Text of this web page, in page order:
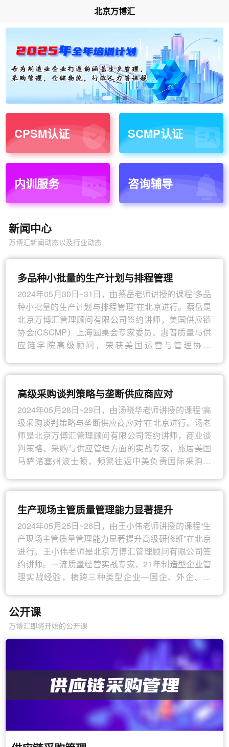
北京万博汇
CPSM认证 SCMP认证
内训服务 咨询辅导
新闻中心
万博汇新闻动态以及行业动态
多品种小批量的生产计划与排程管理
2024年05月30日~31日，由蔡岳老师讲授的课程“多品
种小批量的生产计划与排程管理”在北京进行。蔡岳是
北京万博汇管理顾问有限公司签约讲师，美国供应链
协会(CSCMP）上海圆桌会专家委员、惠普质量与供
应链学院高级顾问，荣获美国运营与管理协会
师。
在培训之前，蔡老师在制造业有十多年从业经验，在
500强企业担任供应链管理的管理职位，涉及领域包括
生产计划、库存控制、sourcing、物料管理、仓储管
理等。在职期间，蔡老师每年会负责2~3个公司级的大
深刻的认识和理解。
2005年负责编写物流紧缺人才的教材，2007年负责编
写供应链高级管理师的教材和考纲。主要出版书籍包
括：《供应链管理和基础》《供应链交付流程与实
施》《供应链生产流程与库存》《供应链采购流程与
高级采购谈判策略与垄断供应商应对
2024年05月28日~29日，由汤晓华老师讲授的课程“高
级采购谈判策略与垄断供应商应对”在北京进行。汤老
师是北京万博汇管理顾问有限公司签约讲师，商业谈
判策略、采购与供应管理方面的实战专家，旅居美国
马萨诸塞州波士顿，频繁往返中美负责国际采购业
理、商务谈判技巧领域颇有影响力。他曾在日本跨国
采购工作。作为一流的采购专家，他具有超过20年的
采购实战经验和超过10年的培训教育经历。他具备独
立开发和定制采购管理领域和商务谈判领域培训课程
的能力。
生产现场主管质量管理能力显著提升
2024年05月25日~26日，由王小伟老师讲授的课程“生
产现场主管质量管理能力显著提升高级研修班”在北京
进行。王小伟老师是北京万博汇管理顾问有限公司签
约讲师。一流质量经营实战专家，21年制造型企业管
理实战经验，横跨三种类型企业—国企、外企、民
仕达电器集团总裁助理、全球前十大眼镜制造企业香
港雅视集团品质经理、浙江知名企业金磐机电集团常
务副总裁。至今为止7年培训咨询经历（具体祥见工作
履历），公开课场次超200场次，内训课超700多天，
培训人数超5万多人，培训满意率平均不低于90%；培
训过的知名客户有：美的集团、太原钢铁集团、奇瑞
汽车、吉利汽车、广汽本田、上海外高桥造船厂、东
风日产、成都飞机制造集团、中联重科、韩国现代等
公开课
万博汇即将开始的公开课